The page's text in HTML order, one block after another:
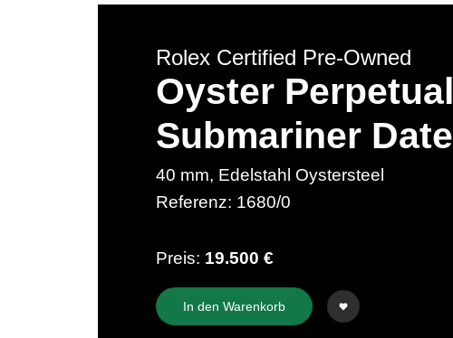
Rolex Certified Pre‑Owned
Oyster Perpetual
Submariner Date
40 mm, Edelstahl Oystersteel
Referenz: 1680/0
Preis: 19.500 €
In den Warenkorb